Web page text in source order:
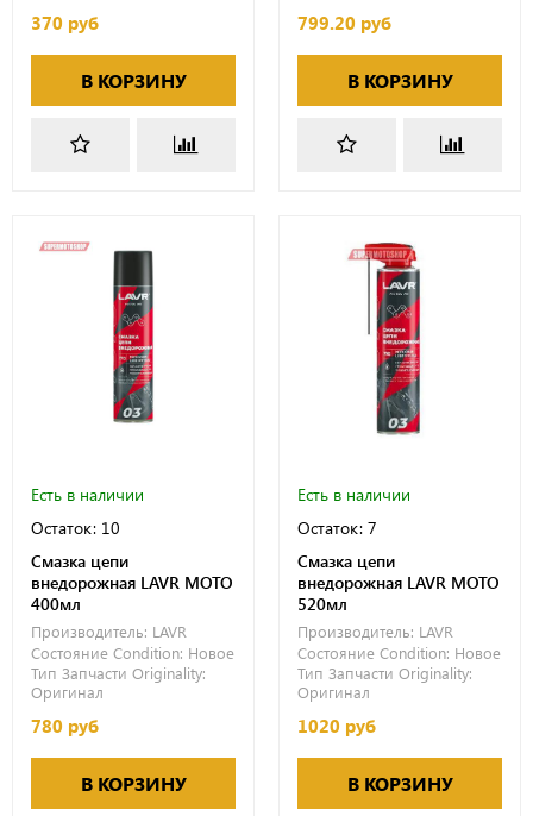
370 руб
В КОРЗИНУ
799.20 руб
В КОРЗИНУ
Есть в наличии
Остаток: 10
Смазка цепи
внедорожная LAVR MOTO
400мл
Производитель: LAVR
Состояние Condition: Новое
Тип Запчасти Originality:
Оригинал
780 руб
В КОРЗИНУ
Есть в наличии
Остаток: 7
Смазка цепи
внедорожная LAVR MOTO
520мл
Производитель: LAVR
Состояние Condition: Новое
Тип Запчасти Originality:
Оригинал
1020 руб
В КОРЗИНУ